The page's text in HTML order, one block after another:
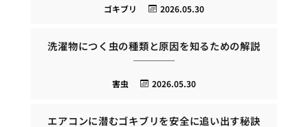
2026.05.30
ゴキブリ
洗濯物につく虫の種類と原因を知るための解説
2026.05.30
害虫
エアコンに潜むゴキブリを安全に追い出す秘訣